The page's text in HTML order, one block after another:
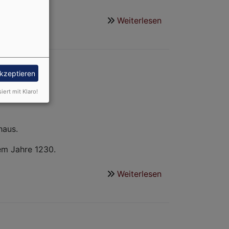
Weiterlesen
Jahre 1230.
Weiterlesen
mit Klaro!